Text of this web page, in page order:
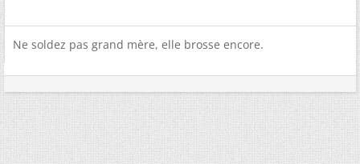
Ne soldez pas grand mère, elle brosse encore.